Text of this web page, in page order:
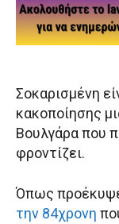
Σοκαρισμένη
κακοποίησης
Βουλγάρα που
φροντίζει.
Όπως
την 84χρονη